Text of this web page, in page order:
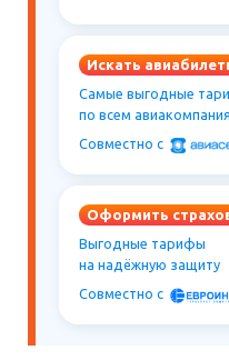
Искать
Самые выгодные
по всем
Совместно c
Оформить
Выгодные тарифы
на надёжную защиту
Совместно c